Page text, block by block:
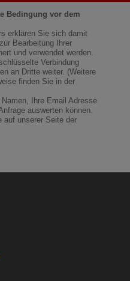
Bedingung vor dem
erklären Sie sich damit
Bearbeitung Ihrer
und verwendet werden.
Verbindung
an Dritte weiter. (Weitere
finden Sie in der
Ihre Email Adresse
auswerten können.
auf unserer Seite der